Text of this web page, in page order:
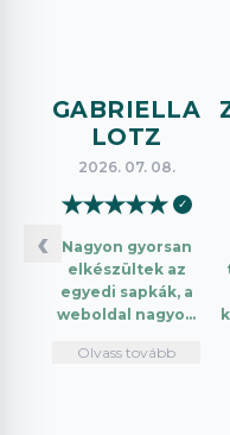
‹
GABRIELLA
LOTZ
2026. 07. 08.
★★★★★ ✓
Nagyon gyorsan
elkészültek az
egyedi sapkák, a
weboldal nagyon
használni.
Olvass tovább